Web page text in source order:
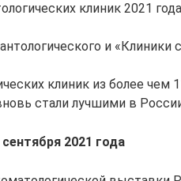
клиник 2021
и «Клиники
клиник из более чем
стали лучшими в
сентября 2021 года